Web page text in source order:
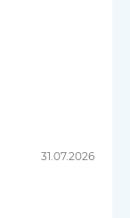
31.07.2026